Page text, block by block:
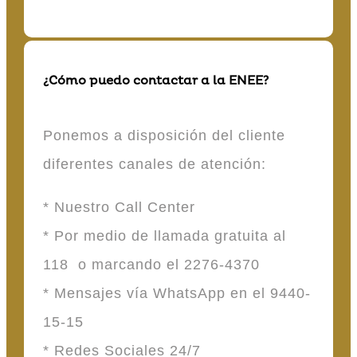
¿Cómo puedo contactar a la ENEE?
Ponemos a disposición del cliente
diferentes canales de atención:
* Nuestro Call Center
* Por medio de llamada gratuita al
118 o marcando el 2276-4370
* Mensajes vía WhatsApp en el 9440-
15-15
* Redes Sociales 24/7